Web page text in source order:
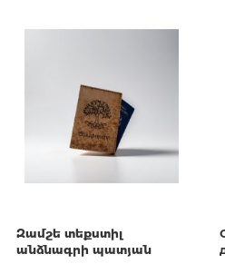
Զամշե տեքստիլ
անձնագրի պատյան